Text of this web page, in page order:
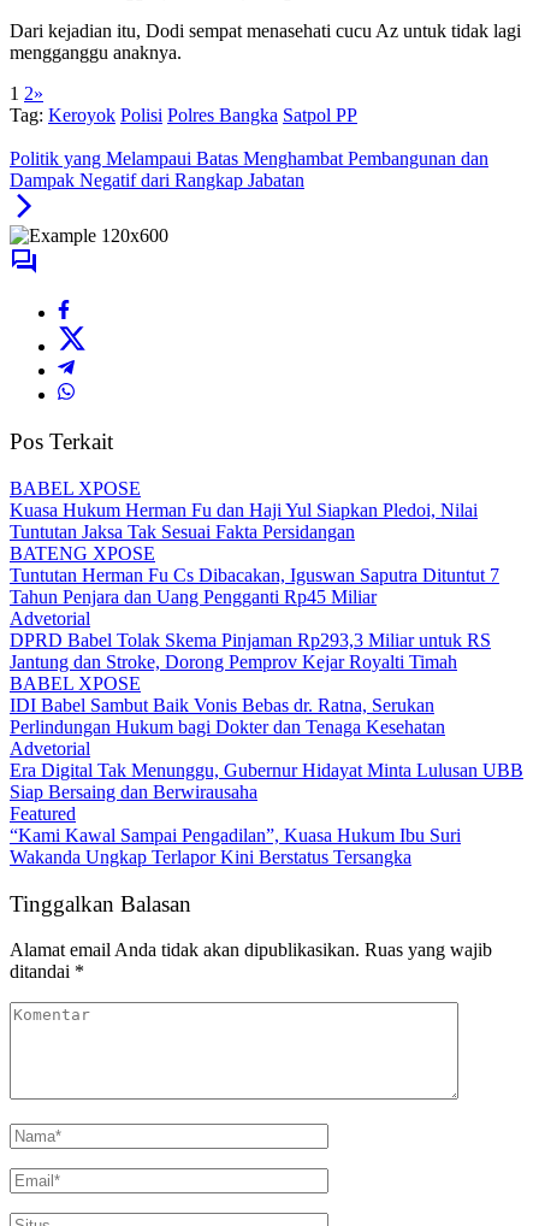
Dari kejadian itu, Dodi sempat menasehati cucu Az untuk tidak lagi
1 2»
Politik yang Melampaui Batas Menghambat Pembangunan dan
Dampak Negatif dari Rangkap Jabatan
BABEL XPOSE
Kuasa Hukum Herman Fu dan Haji Yul Siapkan Pledoi, Nilai
Tuntutan Jaksa Tak Sesuai Fakta Persidangan
BATENG XPOSE
Tuntutan Herman Fu Cs Dibacakan, Iguswan Saputra Dituntut 7
Tahun Penjara dan Uang Pengganti Rp45 Miliar
Advetorial
DPRD Babel Tolak Skema Pinjaman Rp293,3 Miliar untuk RS
Jantung dan Stroke, Dorong Pemprov Kejar Royalti Timah
BABEL XPOSE
IDI Babel Sambut Baik Vonis Bebas dr. Ratna, Serukan
Perlindungan Hukum bagi Dokter dan Tenaga Kesehatan
Advetorial
Era Digital Tak Menunggu, Gubernur Hidayat Minta Lulusan UBB
Siap Bersaing dan Berwirausaha
Featured
“Kami Kawal Sampai Pengadilan”, Kuasa Hukum Ibu Suri
Tinggalkan Balasan
Alamat email Anda tidak akan dipublikasikan.